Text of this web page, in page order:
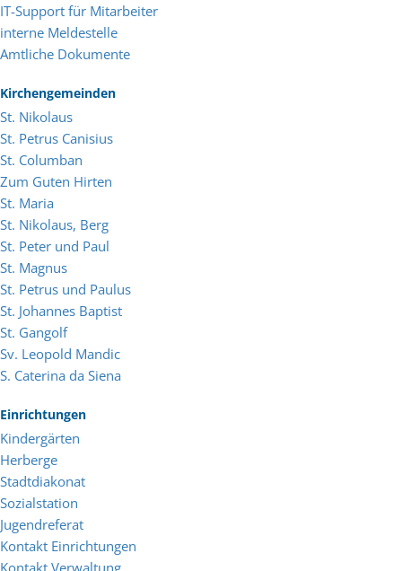
IT-Support für Mitarbeiter
interne Meldestelle
Amtliche Dokumente
Kirchengemeinden
St. Nikolaus
St. Petrus Canisius
St. Columban
Zum Guten Hirten
St. Maria
St. Nikolaus, Berg
St. Peter und Paul
St. Magnus
St. Petrus und Paulus
St. Johannes Baptist
St. Gangolf
Sv. Leopold Mandic
S. Caterina da Siena
Einrichtungen
Kindergärten
Herberge
Stadtdiakonat
Sozialstation
Jugendreferat
Kontakt Einrichtungen
Kontakt Verwaltung